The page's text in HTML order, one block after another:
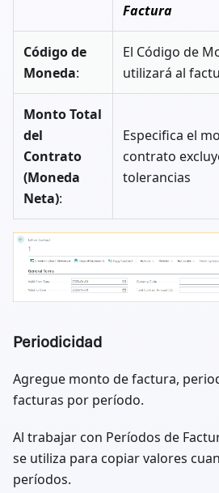
Factura
Código de
Moneda:
El Código de
utilizará al
Monto Total
del
Contrato
(Moneda
Neta):
Especifica el
contrato
tolerancias
Periodicidad
Agregue monto de factura,
facturas por período.
Al trabajar con Períodos de
se utiliza para copiar valores
períodos.